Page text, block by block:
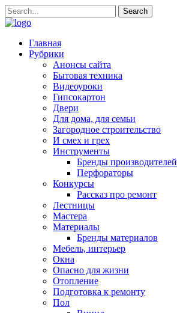
Главная
Рубрики
Анонсы сайта
Бытовая техника
Видеоуроки
Гипсокартон
Двери
Для дома, для семьи
Загородное строительство
И смех и грех
Инструменты
Бренды производителей
Перфораторы
Конкурсы
Рассказ про ремонт
Лестницы
Мастера
Материалы
Бренды материалов
Мебель, интерьер
Окна
Опасно для жизни
Отопление
Подготовка к ремонту
Пол